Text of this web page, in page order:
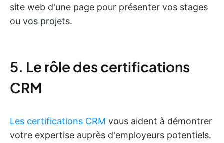
site web d'une page pour présenter vos stages
ou vos projets.
5. Le rôle des certifications
CRM
Les certifications CRM vous aident à démontrer
votre expertise auprès d'employeurs potentiels.